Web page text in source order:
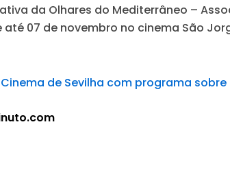
da Olhares do Mediterrâneo –
07 de novembro no cinema São
de Sevilha com programa sobre